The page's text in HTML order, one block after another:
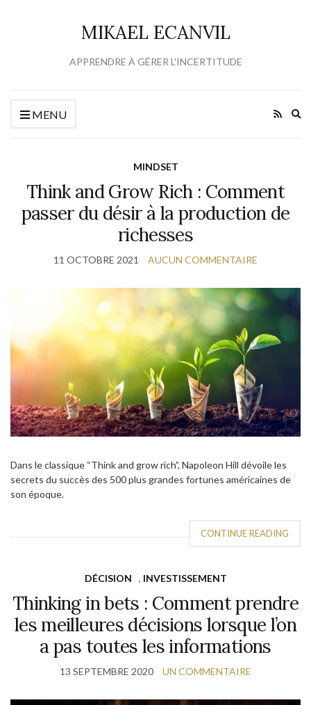
MIKAEL ECANVIL
APPRENDRE À GÉRER L'INCERTITUDE
MENU
MINDSET
Think and Grow Rich : Comment
passer du désir à la production de
richesses
11 OCTOBRE 2021 AUCUN COMMENTAIRE
Dans le classique “Think and grow rich”, Napoleon Hill dévoile les
secrets du succès des 500 plus grandes fortunes américaines de
son époque.
CONTINUE READING
DÉCISION , INVESTISSEMENT
Thinking in bets : Comment prendre
les meilleures décisions lorsque l’on
a pas toutes les informations
13 SEPTEMBRE 2020 UN COMMENTAIRE